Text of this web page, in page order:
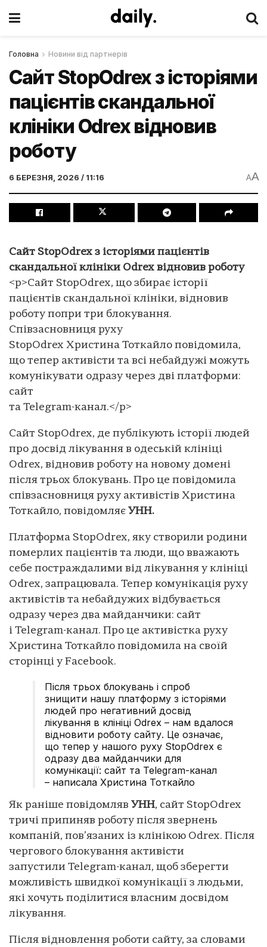
Головна Новини від партнерів
Сайт StopOdrex з історіями
пацієнтів скандальної
клініки Odrex відновив
роботу
6 БЕРЕЗНЯ, 2026 / 11:16 AA
Сайт StopOdrex з історіями пацієнтів
скандальної клініки Odrex відновив роботу
<p>Сайт StopOdrex, що збирає історії
пацієнтів скандальної клініки, відновив
роботу попри три блокування.
Співзасновниця руху
StopOdrex Христина Тоткайло повідомила,
що тепер активісти та всі небайдужі можуть
комунікувати одразу через дві платформи:
сайт
та Telegram-канал.</p>
Сайт StopOdrex, де публікують історії людей
про досвід лікування в одеській клініці
Odrex, відновив роботу на новому домені
після трьох блокувань. Про це повідомила
співзасновниця руху активістів Христина
Тоткайло, повідомляє УНН.
Платформа StopOdrex, яку створили родини
померлих пацієнтів та люди, що вважають
себе постраждалими від лікування у клініці
Odrex, запрацювала. Тепер комунікація руху
активістів та небайдужих відбувається
одразу через два майданчики: сайт
і Telegram-канал. Про це активістка руху
Христина Тоткайло повідомила на своїй
сторінці у Facebook.
Після трьох блокувань і спроб
знищити нашу платформу з історіями
людей про негативний досвід
лікування в клініці Odrex – нам вдалося
відновити роботу сайту. Це означає,
що тепер у нашого руху StopOdrex є
одразу два майданчики для
комунікації: сайт та Telegram-канал
– написала Христина Тоткайло
Як раніше повідомляв УНН, сайт StopOdrex
тричі припиняв роботу після звернень
компаній, пов’язаних із клінікою Odrex. Після
чергового блокування активісти
запустили Telegram-канал, щоб зберегти
можливість швидкої комунікації з людьми,
які хочуть поділитися власним досвідом
лікування.
Після відновлення роботи сайту, за словами